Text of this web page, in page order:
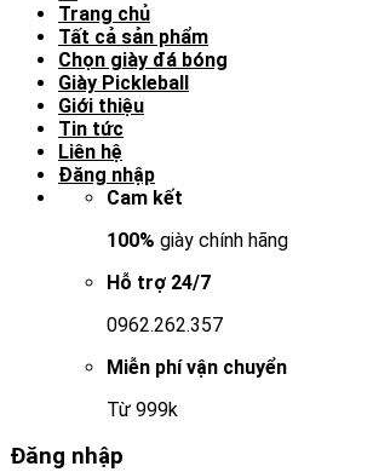
Trang chủ
Tất cả sản phẩm
Chọn giày đá bóng
Giày Pickleball
Giới thiệu
Tin tức
Liên hệ
Đăng nhập
Cam kết
100% giày chính hãng
Hỗ trợ 24/7
0962.262.357
Miễn phí vận chuyển
Từ 999k
Đăng nhập